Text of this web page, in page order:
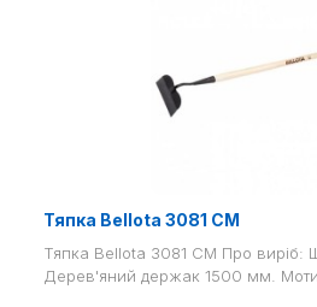
Тяпка Bellota 3081 CM
Тяпка Bellota 3081 CM Про виріб:
Дерев'яний держак 1500 мм.